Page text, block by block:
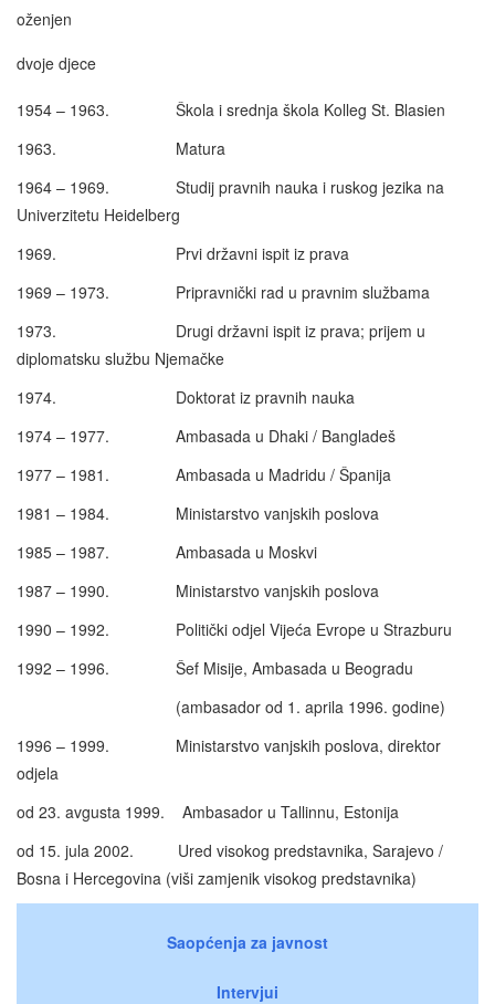
oženjen
dvoje djece
1954 – 1963. Škola i srednja škola Kolleg St. Blasien
1963. Matura
1964 – 1969. Studij pravnih nauka i ruskog jezika na
Univerzitetu Heidelberg
1969. Prvi državni ispit iz prava
1969 – 1973. Pripravnički rad u pravnim službama
1973. Drugi državni ispit iz prava; prijem u
diplomatsku službu Njemačke
1974. Doktorat iz pravnih nauka
1974 – 1977. Ambasada u Dhaki / Bangladeš
1977 – 1981. Ambasada u Madridu / Španija
1981 – 1984. Ministarstvo vanjskih poslova
1985 – 1987. Ambasada u Moskvi
1987 – 1990. Ministarstvo vanjskih poslova
1990 – 1992. Politički odjel Vijeća Evrope u Strazburu
1992 – 1996. Šef Misije, Ambasada u Beogradu
(ambasador od 1. aprila 1996. godine)
1996 – 1999. Ministarstvo vanjskih poslova, direktor
odjela
od 23. avgusta 1999. Ambasador u Tallinnu, Estonija
od 15. jula 2002. Ured visokog predstavnika, Sarajevo /
Bosna i Hercegovina (viši zamjenik visokog predstavnika)
Saopćenja za javnost
Intervjui